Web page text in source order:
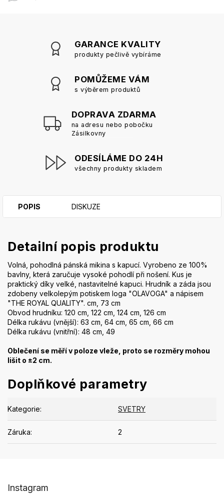
GARANCE KVALITY
produkty pečlivě vybíráme
POMŮŽEME VÁM
s výběrem produktů
DOPRAVA ZDARMA
na adresu nebo pobočku
Zásilkovny
ODESÍLÁME DO 24H
všechny produkty skladem
POPIS DISKUZE
Detailní popis produktu
Volná, pohodlná pánská mikina s kapucí. Vyrobeno ze 100%
bavlny, která zaručuje vysoké pohodlí při nošení. Kus je
praktický díky velké, nastavitelné kapuci. Hrudník a záda jsou
zdobeny velkolepým potiskem loga "OLAVOGA" a nápisem
"THE ROYAL QUALITY". cm, 73 cm
Obvod hrudníku: 120 cm, 122 cm, 124 cm, 126 cm
Délka rukávu (vnější): 63 cm, 64 cm, 65 cm, 66 cm
Délka rukávu (vnitřní): 48 cm, 49
Oblečení se měří v poloze vleže, proto se rozměry mohou
lišit o ±2 cm.
Doplňkové parametry
Kategorie: SVETRY
Záruka: 2
Instagram